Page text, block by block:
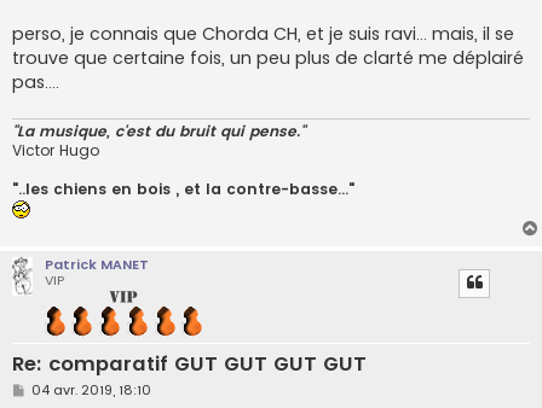
perso, je connais que Chorda CH, et je suis ravi... mais, il se
trouve que certaine fois, un peu plus de clarté me déplairé
pas....
"La musique, c'est du bruit qui pense."
Victor Hugo
"..les chiens en bois , et la contre-basse..."
Patrick MANET
VIP
Re: comparatif GUT GUT GUT GUT
M
04 avr. 2019, 18:10